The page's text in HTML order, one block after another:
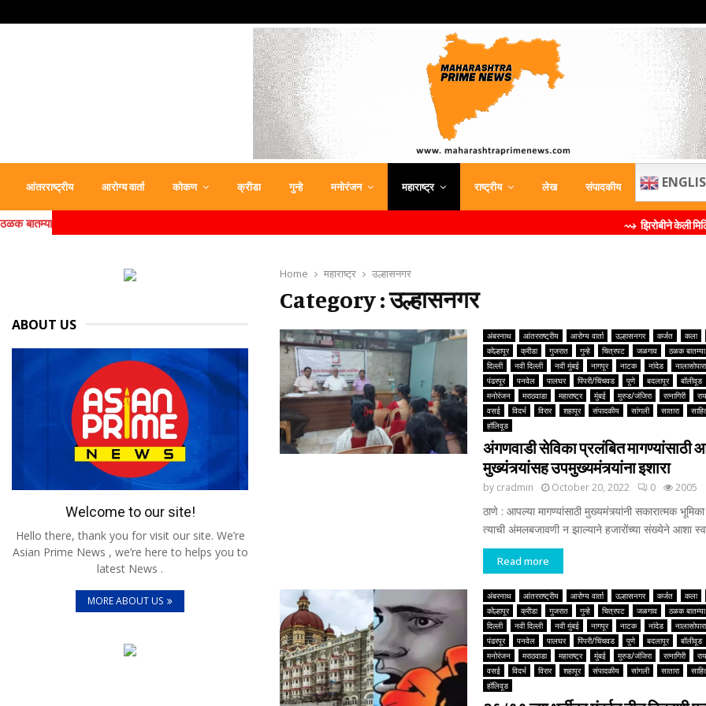
आंतरराष्ट्रीय आरोग्य वार्ता कोकण क्रीडा गुन्हे मनोरंजन महाराष्ट्र राष्ट्रीय लेख संपादकीय
ठळक बातम्या ⇝ झिरोबीने केली मिलिंद सोमण यांची ब्रँड
Home महाराष्ट्र उल्हासनगर
Category : उल्हासनगर
अंबरनाथ आंतरराष्ट्रीय आरोग्य वार्ता उल्हासनगर कर्जत कला
कोल्हापूर
क्रीडा गुजरात गुन्हे चित्रपट जळगाव ठळक बातम्या
दिल्ली
नवी दिल्ली नवी मुंबई नागपूर नाटक नांदेड नालासोपारा
पंढरपूर
पनवेल पालघर पिंपरी/चिंचवड पुणे बदलापूर बॉलीवूड
मनोरंजन
मराठवाडा महाराष्ट्र मुंबई मुरुड/जंजिरा रत्नागिरी
वसई
विदर्भ विरार शहापूर संपादकीय सांगली सातारा
हॉलिवूड
अंगणवाडी सेविका प्रलंबित
मुख्यंत्र्यांसह उपमुख्यमंत्र्यांना इशारा
by cradmin October 20, 2022 0 2005
ठाणे : आपल्या मागण्यांसाठी मुख्यमंत्र्यांनी सकारात्मक
त्याची अंमलबजावणी न झाल्याने हजारोंच्या संख्येने आशा
Read more
अंबरनाथ आंतरराष्ट्रीय आरोग्य वार्ता उल्हासनगर कर्जत कला
कोल्हापूर
क्रीडा गुजरात गुन्हे चित्रपट जळगाव ठळक बातम्या
दिल्ली
नवी दिल्ली नवी मुंबई नागपूर नाटक नांदेड नालासोपारा
पंढरपूर
पनवेल पालघर पिंपरी/चिंचवड पुणे बदलापूर बॉलीवूड
मनोरंजन
मराठवाडा महाराष्ट्र मुंबई मुरुड/जंजिरा रत्नागिरी
वसई
विदर्भ विरार शहापूर संपादकीय सांगली सातारा
हॉलिवूड
ABOUT US
Welcome to our site!
Hello there, thank you for visit our site. We’re
Asian Prime News , we’re here to helps you to
latest News .
MORE ABOUT US